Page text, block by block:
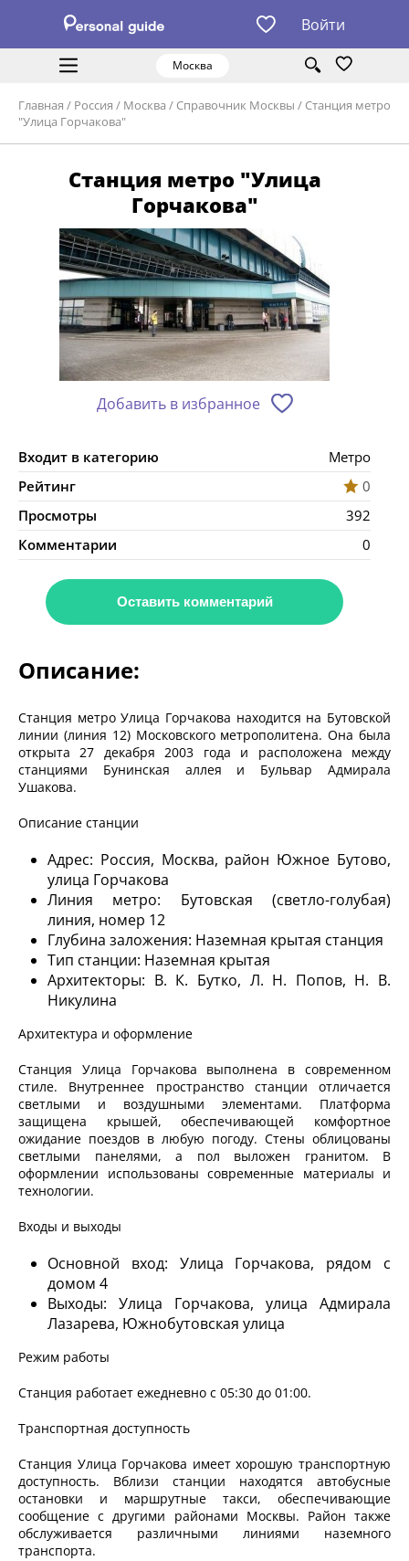
Войти
Москва
Главная / Россия / Москва / Справочник Москвы / Станция метро
"Улица Горчакова"
Станция метро "Улица
Горчакова"
Добавить в избранное
Входит в категорию
Метро
Рейтинг
0
Просмотры
392
Комментарии
0
Оставить комментарий
Описание:
Станция метро Улица Горчакова находится на Бутовской
линии (линия 12) Московского метрополитена. Она была
открыта 27 декабря 2003 года и расположена между
станциями Бунинская аллея и Бульвар Адмирала
Ушакова.
Описание станции
Адрес: Россия, Москва, район Южное Бутово,
улица Горчакова
Линия метро: Бутовская (светло-голубая)
линия, номер 12
Глубина заложения: Наземная крытая станция
Тип станции: Наземная крытая
Архитекторы: В. К. Бутко, Л. Н. Попов, Н. В.
Никулина
Архитектура и оформление
Станция Улица Горчакова выполнена в современном
стиле. Внутреннее пространство станции отличается
светлыми и воздушными элементами. Платформа
защищена крышей, обеспечивающей комфортное
ожидание поездов в любую погоду. Стены облицованы
светлыми панелями, а пол выложен гранитом. В
оформлении использованы современные материалы и
технологии.
Входы и выходы
Основной вход: Улица Горчакова, рядом с
домом 4
Выходы: Улица Горчакова, улица Адмирала
Лазарева, Южнобутовская улица
Режим работы
Станция работает ежедневно с 05:30 до 01:00.
Транспортная доступность
Станция Улица Горчакова имеет хорошую транспортную
доступность. Вблизи станции находятся автобусные
остановки и маршрутные такси, обеспечивающие
сообщение с другими районами Москвы. Район также
обслуживается различными линиями наземного
транспорта.